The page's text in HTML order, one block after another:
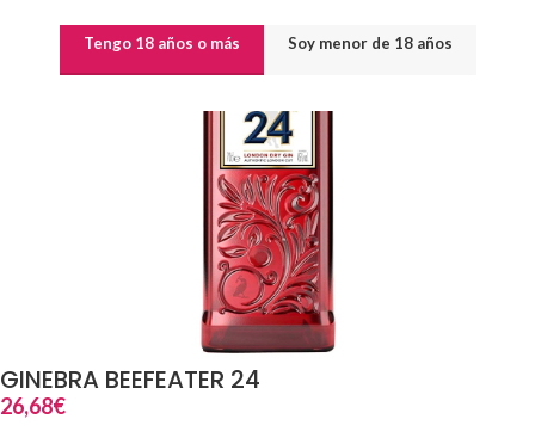
Tengo 18 años o más Soy menor de 18 años
GINEBRA BEEFEATER 24
26,68€